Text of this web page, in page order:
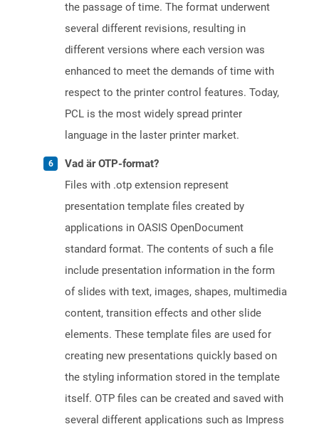
the passage of time. The format underwent
several different revisions, resulting in
different versions where each version was
enhanced to meet the demands of time with
respect to the printer control features. Today,
PCL is the most widely spread printer
language in the laster printer market.
Vad är OTP-format?
Files with .otp extension represent
presentation template files created by
applications in OASIS OpenDocument
standard format. The contents of such a file
include presentation information in the form
of slides with text, images, shapes, multimedia
content, transition effects and other slide
elements. These template files are used for
creating new presentations quickly based on
the styling information stored in the template
itself. OTP files can be created and saved with
several different applications such as Impress